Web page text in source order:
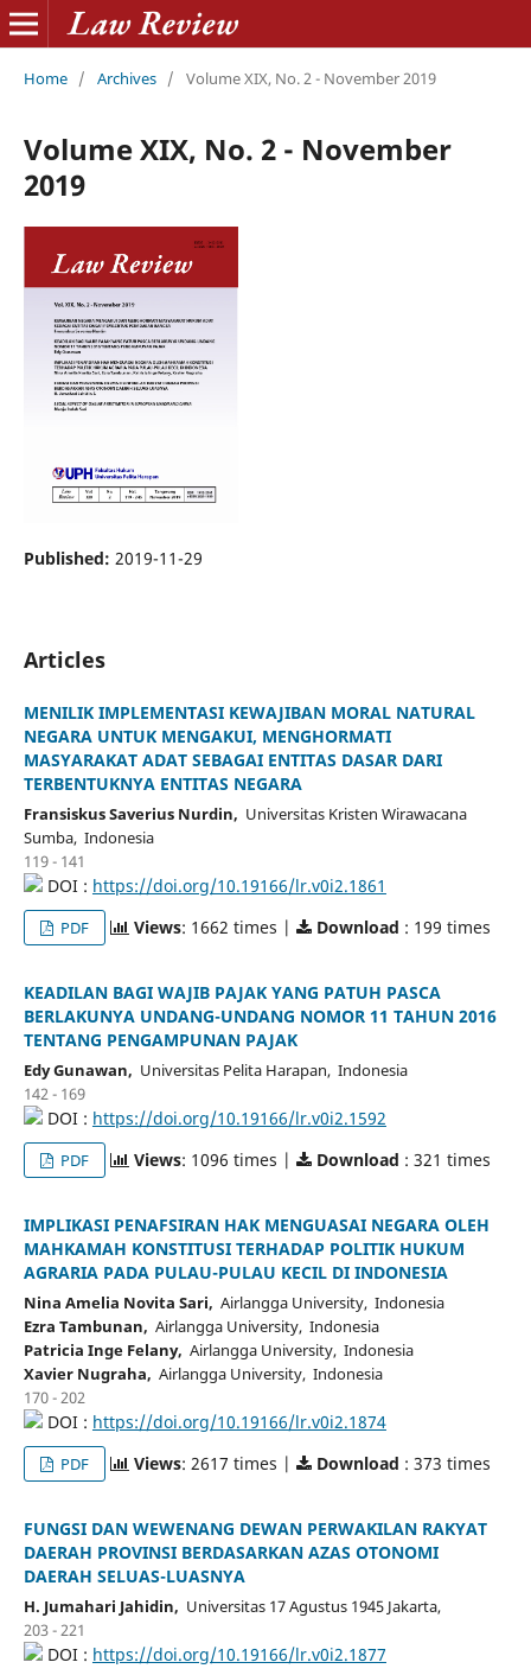
Home / Archives / Volume XIX, No. 2 - November 2019
Volume XIX, No. 2 - November
2019
Published: 2019-11-29
Articles
MENILIK IMPLEMENTASI KEWAJIBAN MORAL NATURAL
NEGARA UNTUK MENGAKUI, MENGHORMATI
MASYARAKAT ADAT SEBAGAI ENTITAS DASAR DARI
TERBENTUKNYA ENTITAS NEGARA
Fransiskus Saverius Nurdin, Universitas Kristen Wirawacana
Sumba, Indonesia
119 - 141
DOI : https://doi.org/10.19166/lr.v0i2.1861
PDF Views: 1662 times | Download : 199 times
KEADILAN BAGI WAJIB PAJAK YANG PATUH PASCA
BERLAKUNYA UNDANG-UNDANG NOMOR 11 TAHUN 2016
TENTANG PENGAMPUNAN PAJAK
Edy Gunawan, Universitas Pelita Harapan, Indonesia
142 - 169
DOI : https://doi.org/10.19166/lr.v0i2.1592
PDF Views: 1096 times | Download : 321 times
IMPLIKASI PENAFSIRAN HAK MENGUASAI NEGARA OLEH
MAHKAMAH KONSTITUSI TERHADAP POLITIK HUKUM
AGRARIA PADA PULAU-PULAU KECIL DI INDONESIA
Nina Amelia Novita Sari, Airlangga University, Indonesia
Ezra Tambunan, Airlangga University, Indonesia
Patricia Inge Felany, Airlangga University, Indonesia
Xavier Nugraha, Airlangga University, Indonesia
170 - 202
DOI : https://doi.org/10.19166/lr.v0i2.1874
PDF Views: 2617 times | Download : 373 times
FUNGSI DAN WEWENANG DEWAN PERWAKILAN RAKYAT
DAERAH PROVINSI BERDASARKAN AZAS OTONOMI
DAERAH SELUAS-LUASNYA
H. Jumahari Jahidin, Universitas 17 Agustus 1945 Jakarta,
203 - 221
DOI : https://doi.org/10.19166/lr.v0i2.1877